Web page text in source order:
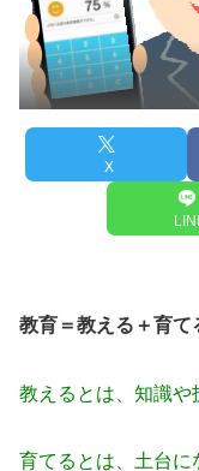
X
教育＝教える＋育て
教えるとは、知識や
育てるとは、土台に